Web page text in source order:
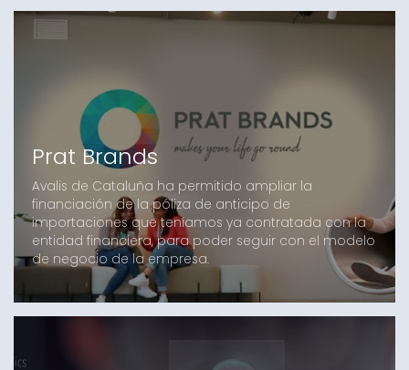
Prat Brands
Avalis de Cataluña ha permitido ampliar la
financiación de la póliza de anticipo de
importaciones que teníamos ya contratada con la
entidad financiera, para poder seguir con el modelo
de negocio de la empresa.